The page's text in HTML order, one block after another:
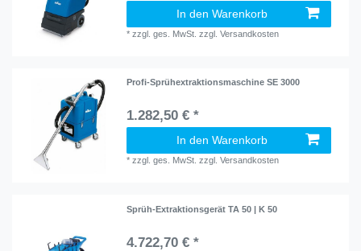
In den Warenkorb
*zzgl. ges. MwSt. zzgl.Versandkosten
Profi-Sprühextraktionsmaschine SE 3000
1.282,50 € *
In den Warenkorb
*zzgl. ges. MwSt. zzgl.Versandkosten
Sprüh-Extraktionsgerät TA 50 | K 50
4.722,70 € *